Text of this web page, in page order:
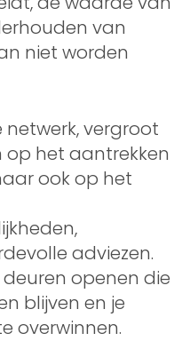
van
niet worden
netwerk, vergroot
op het aantrekken
ook op het
adviezen.
openen die
blijven en je
overwinnen.